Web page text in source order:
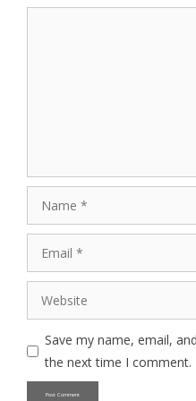
Website
Save my name, email,
the next time I comment.